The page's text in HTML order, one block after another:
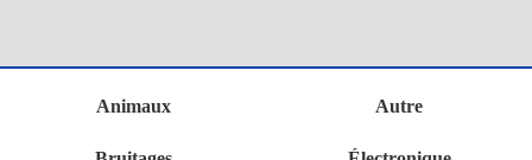
Animaux Autre